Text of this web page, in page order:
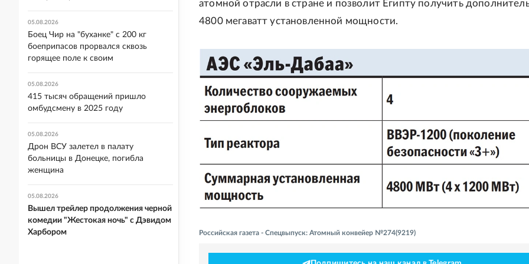
атомной отрасли в стране и позволит Египту получить
4800 мегаватт установленной мощности.
Российская газета - Спецвыпуск: Атомный конвейер №274(9219)
05.08.2026
Боец Чир на "буханке" с 200 кг
боеприпасов прорвался сквозь
горящее поле к своим
05.08.2026
415 тысяч обращений пришло
омбудсмену в 2025 году
05.08.2026
Дрон ВСУ залетел в палату
больницы в Донецке, погибла
женщина
05.08.2026
Вышел трейлер продолжения черной
комедии "Жестокая ночь" с Дэвидом
Харбором